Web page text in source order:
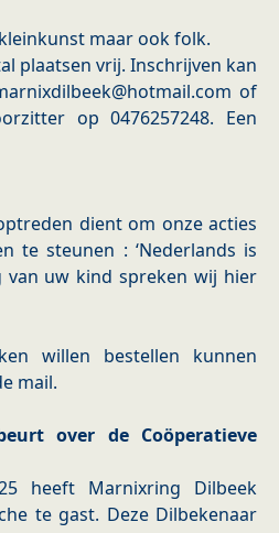
maar ook folk.
plaatsen vrij. Inschrijven kan
of
op 0476257248. Een
dient om onze acties
te steunen : ‘Nederlands is
van uw kind spreken wij hier
willen bestellen kunnen
mail.
over de Coöperatieve
heeft Marnixring Dilbeek
te gast. Deze Dilbekenaar